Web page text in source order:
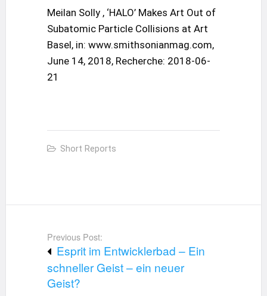
Meilan Solly , ‘HALO’ Makes Art Out of
Subatomic Particle Collisions at Art
Basel, in: www.smithsonianmag.com,
June 14, 2018, Recherche: 2018-06-
21
Short Reports
navigationPrevious Post:
Esprit im Entwicklerbad – Ein
schneller Geist – ein neuer
Geist?